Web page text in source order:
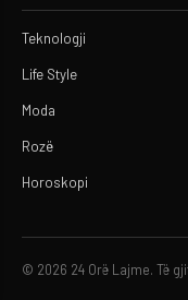
Teknologji
Life Style
Moda
Rozë
Horoskopi
© 2026 24 Orë Lajme. Të